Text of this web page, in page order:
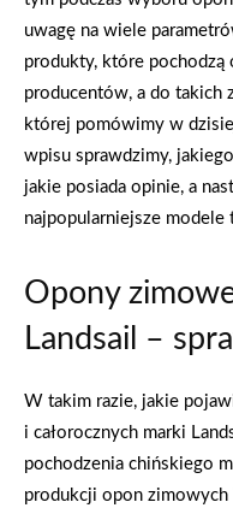
uwagę na wiele
produkty, które pochodzą
producentów, a do takich
której pomówimy w
wpisu sprawdzimy,
jakie posiada opinie, a
najpopularniejsze modele
Opony
Landsail –
W takim razie, jakie
i całorocznych marki
pochodzenia chińskiego
produkcji opon zimowych